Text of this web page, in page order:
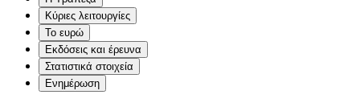
Κύριες λειτουργίες
Το ευρώ
Εκδόσεις και έρευνα
Στατιστικά στοιχεία
Ενημέρωση